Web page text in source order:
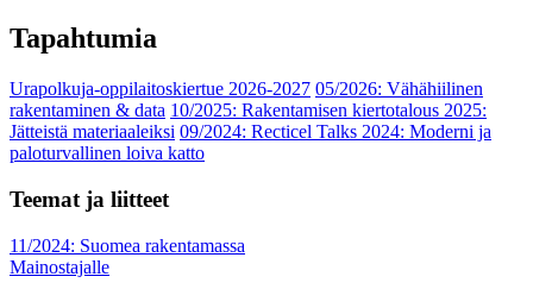
Tapahtumia
Urapolkuja-oppilaitoskiertue 2026-2027 05/2026: Vähähiilinen
rakentaminen & data 10/2025: Rakentamisen kiertotalous 2025:
Jätteistä materiaaleiksi 09/2024: Recticel Talks 2024: Moderni ja
paloturvallinen loiva katto
Teemat ja liitteet
11/2024: Suomea rakentamassa
Mainostajalle